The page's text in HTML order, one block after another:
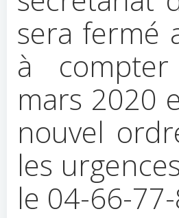
sera fermé
à
mars 2020
nouvel
les
le 04-66-